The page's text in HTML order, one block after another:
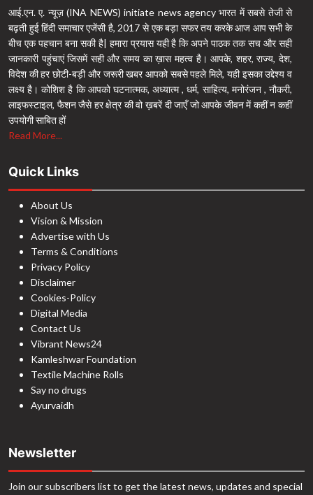
आई.एन. ए. न्यूज़ (INA NEWS) initiate news agency भारत में सबसे तेजी से
बढ़ती हुई हिंदी समाचार एजेंसी है, 2017 से एक बड़ा सफर तय करके आज आप सभी के
बीच एक पहचान बना सकी है| हमारा प्रयास यही है कि अपने पाठक तक सच और सही
जानकारी पहुंचाएं जिसमें सही और समय का ख़ास महत्व है। आपके, शहर, राज्य, देश,
विदेश की हर छोटी-बड़ी और जरूरी खबर आपको सबसे पहले मिले, यही इसका उद्देश्य व
लक्ष्य है। कोशिश है कि आपको घटनात्मक, अध्यात्म , धर्म, साहित्य, मनोरंजन , नौकरी,
लाइफस्टाइल, फैशन जैसे हर क्षेत्र की वो ख़बरें दी जाएँ जो आपके जीवन में कहीं न कहीं
उपयोगी साबित हों
Read More...
Quick Links
About Us
Vision & Mission
Advertise with Us
Terms & Conditions
Privacy Policy
Disclaimer
Cookies-Policy
Digital Media
Contact Us
Vibrant News24
Kamleshwar Foundation
Textile Machine Rolls
Say no drugs
Ayurvaidh
Newsletter
Join our subscribers list to get the latest news, updates and special